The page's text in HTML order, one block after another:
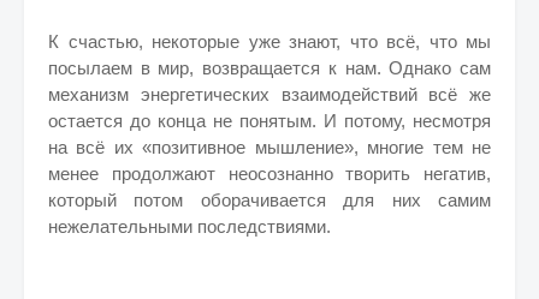
К счастью, некоторые уже знают, что всё, что мы
посылаем в мир, возвращается к нам. Однако сам
механизм энергетических взаимодействий всё же
остается до конца не понятым. И потому, несмотря
на всё их «позитивное мышление», многие тем не
менее продолжают неосознанно творить негатив,
который потом оборачивается для них самим
нежелательными последствиями.